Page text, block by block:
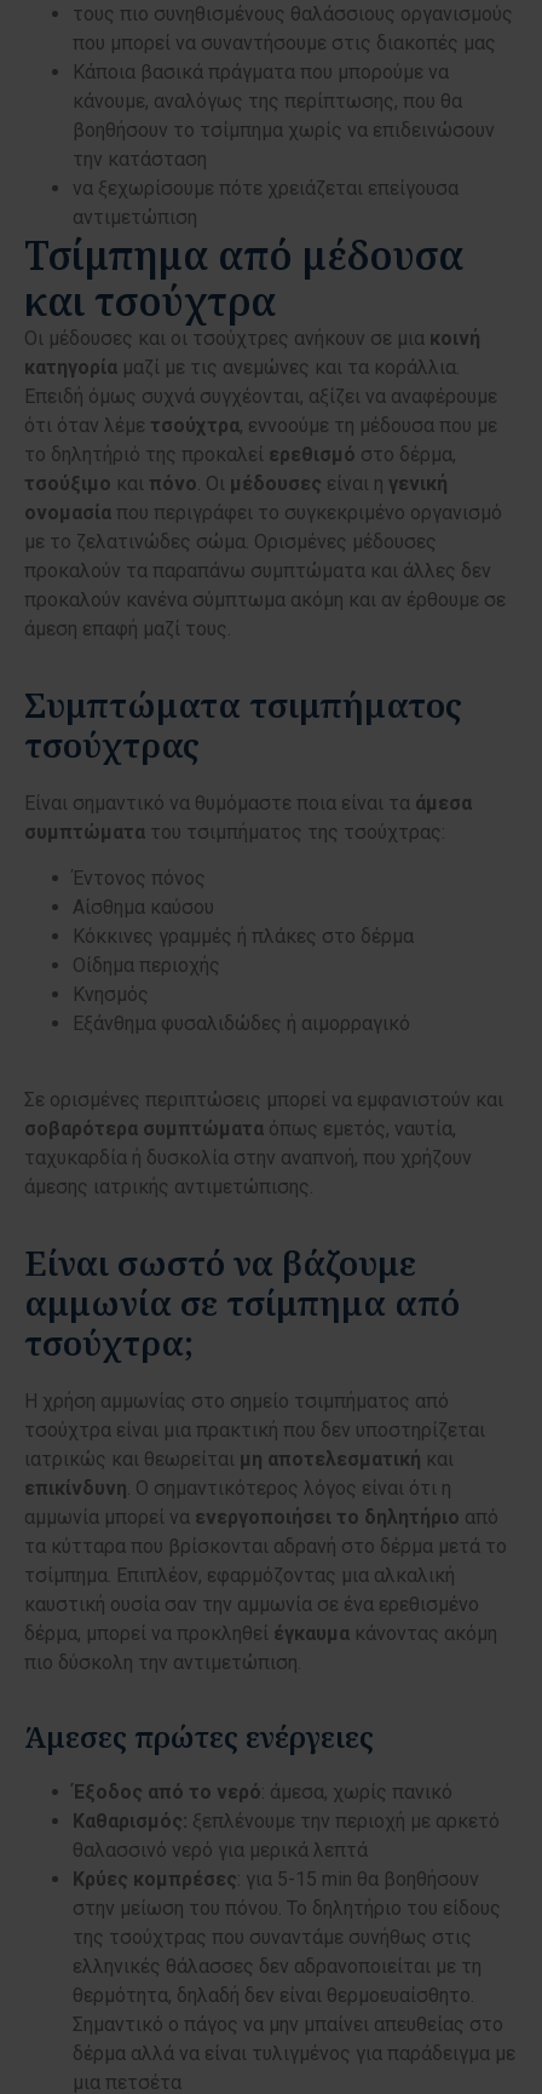
τους πιο συνηθισμένους θαλάσσιους οργανισμούς
που μπορεί να συναντήσουμε στις διακοπές μας
Κάποια βασικά πράγματα που μπορούμε να
κάνουμε, αναλόγως της περίπτωσης, που θα
βοηθήσουν το τσίμπημα χωρίς να επιδεινώσουν
την κατάσταση
να ξεχωρίσουμε πότε χρειάζεται επείγουσα
αντιμετώπιση
Τσίμπημα από μέδουσα
και τσούχτρα
Οι μέδουσες και οι τσούχτρες ανήκουν σε μια κοινή
κατηγορία μαζί με τις ανεμώνες και τα κοράλλια.
Επειδή όμως συχνά συγχέονται, αξίζει να αναφέρουμε
ότι όταν λέμε τσούχτρα, εννοούμε τη μέδουσα που με
το δηλητήριό της προκαλεί ερεθισμό στο δέρμα,
τσούξιμο και πόνο . Οι μέδουσες είναι η γενική
ονομασία που περιγράφει το συγκεκριμένο οργανισμό
με το ζελατινώδες σώμα. Ορισμένες μέδουσες
προκαλούν τα παραπάνω συμπτώματα και άλλες δεν
προκαλούν κανένα σύμπτωμα ακόμη και αν έρθουμε σε
άμεση επαφή μαζί τους.
Συμπτώματα τσιμπήματος
τσούχτρας
Είναι σημαντικό να θυμόμαστε ποια είναι τα άμεσα
συμπτώματα του τσιμπήματος της τσούχτρας:
Έντονος πόνος
Αίσθημα καύσου
Κόκκινες γραμμές ή πλάκες στο δέρμα
Οίδημα περιοχής
Κνησμός
Εξάνθημα φυσαλιδώδες ή αιμορραγικό
Σε ορισμένες περιπτώσεις μπορεί να εμφανιστούν και
σοβαρότερα συμπτώματα όπως εμετός, ναυτία,
ταχυκαρδία ή δυσκολία στην αναπνοή, που χρήζουν
άμεσης ιατρικής αντιμετώπισης.
Είναι σωστό να βάζουμε
αμμωνία σε τσίμπημα από
τσούχτρα;
Η χρήση αμμωνίας στο σημείο τσιμπήματος από
τσούχτρα είναι μια πρακτική που δεν υποστηρίζεται
ιατρικώς και θεωρείται μη αποτελεσματική και
επικίνδυνη. Ο σημαντικότερος λόγος είναι ότι η
αμμωνία μπορεί να ενεργοποιήσει το δηλητήριο από
τα κύτταρα που βρίσκονται αδρανή στο δέρμα μετά το
τσίμπημα. Επιπλέον, εφαρμόζοντας μια αλκαλική
καυστική ουσία σαν την αμμωνία σε ένα ερεθισμένο
δέρμα, μπορεί να προκληθεί έγκαυμα κάνοντας ακόμη
πιο δύσκολη την αντιμετώπιση.
Άμεσες πρώτες ενέργειες
Έξοδος από το νερό: άμεσα, χωρίς πανικό
Καθαρισμός: ξεπλένουμε την περιοχή με αρκετό
θαλασσινό νερό για μερικά λεπτά
Κρύες κομπρέσες: για 5-15 min θα βοηθήσουν
στην μείωση του πόνου. Το δηλητήριο του είδους
της τσούχτρας που συναντάμε συνήθως στις
ελληνικές θάλασσες δεν αδρανοποιείται με τη
θερμότητα, δηλαδή δεν είναι θερμοευαίσθητο.
Σημαντικό ο πάγος να μην μπαίνει απευθείας στο
δέρμα αλλά να είναι τυλιγμένος για παράδειγμα με
μια πετσέτα